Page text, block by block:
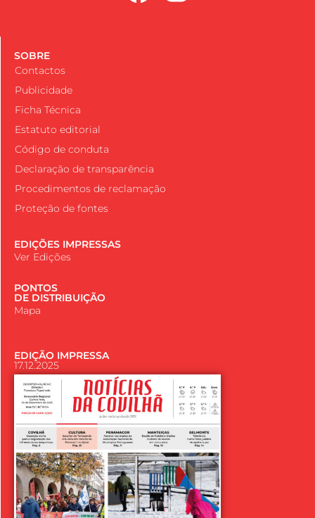
SOBRE
Contactos
Publicidade
Ficha Técnica
Estatuto editorial
Código de conduta
Declaração de transparência
Procedimentos de reclamação
Proteção de fontes
EDIÇÕES IMPRESSAS
Ver Edições
PONTOS
DE DISTRIBUIÇÃO
Mapa
EDIÇÃO IMPRESSA
17.12.2025